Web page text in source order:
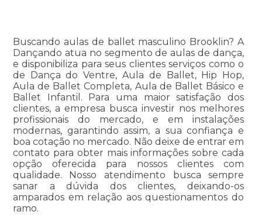
Buscando aulas de ballet masculino Brooklin? A
Dançando atua no segmento de aulas de dança,
e disponibiliza para seus clientes serviços como o
de Dança do Ventre, Aula de Ballet, Hip Hop,
Aula de Ballet Completa, Aula de Ballet Básico e
Ballet Infantil. Para uma maior satisfação dos
clientes, a empresa busca investir nos melhores
profissionais do mercado, e em instalações
modernas, garantindo assim, a sua confiança e
boa cotação no mercado. Não deixe de entrar em
contato para obter mais informações sobre cada
opção oferecida para nossos clientes com
qualidade. Nosso atendimento busca sempre
sanar a dúvida dos clientes, deixando-os
amparados em relação aos questionamentos do
ramo.